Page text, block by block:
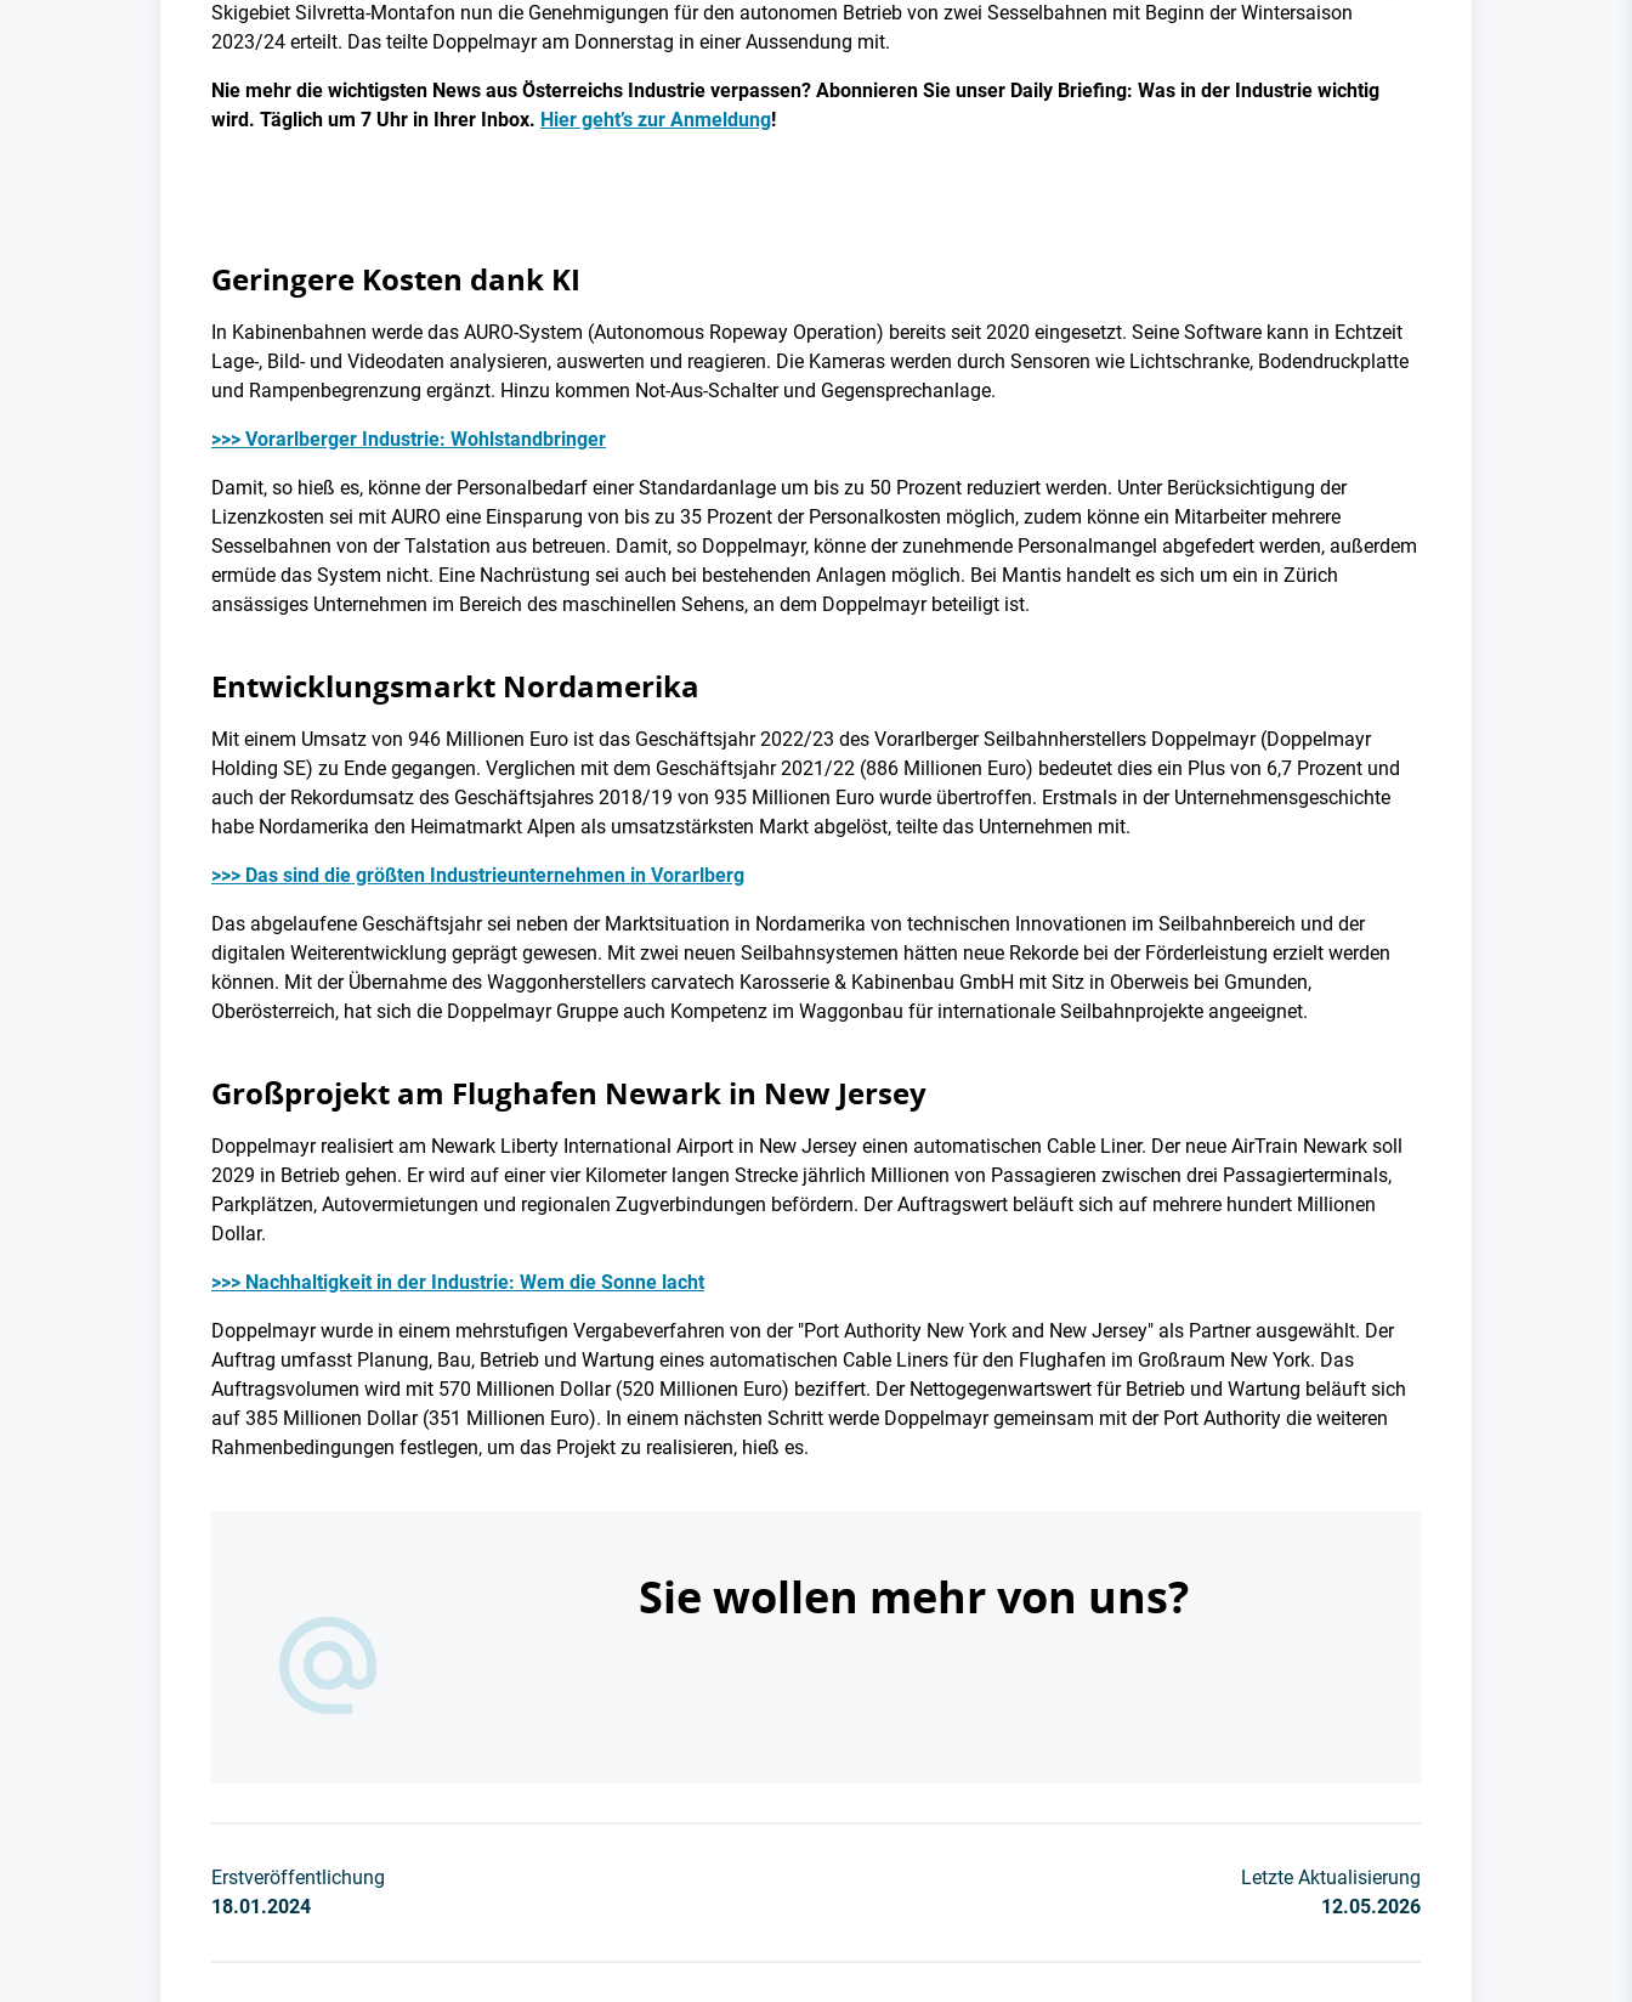
Skigebiet Silvretta-Montafon nun die Genehmigungen für den autonomen Betrieb von zwei Sesselbahnen mit Beginn der Wintersaison
2023/24 erteilt. Das teilte Doppelmayr am Donnerstag in einer Aussendung mit.
Nie mehr die wichtigsten News aus Österreichs Industrie verpassen? Abonnieren Sie unser Daily Briefing: Was in der Industrie wichtig
wird. Täglich um 7 Uhr in Ihrer Inbox. Hier geht’s zur Anmeldung!
Geringere Kosten dank KI
In Kabinenbahnen werde das AURO-System (Autonomous Ropeway Operation) bereits seit 2020 eingesetzt. Seine Software kann in Echtzeit
Lage-, Bild- und Videodaten analysieren, auswerten und reagieren. Die Kameras werden durch Sensoren wie Lichtschranke, Bodendruckplatte
und Rampenbegrenzung ergänzt. Hinzu kommen Not-Aus-Schalter und Gegensprechanlage.
>>> Vorarlberger Industrie: Wohlstandbringer
Damit, so hieß es, könne der Personalbedarf einer Standardanlage um bis zu 50 Prozent reduziert werden. Unter Berücksichtigung der
Lizenzkosten sei mit AURO eine Einsparung von bis zu 35 Prozent der Personalkosten möglich, zudem könne ein Mitarbeiter mehrere
Sesselbahnen von der Talstation aus betreuen. Damit, so Doppelmayr, könne der zunehmende Personalmangel abgefedert werden, außerdem
ermüde das System nicht. Eine Nachrüstung sei auch bei bestehenden Anlagen möglich. Bei Mantis handelt es sich um ein in Zürich
ansässiges Unternehmen im Bereich des maschinellen Sehens, an dem Doppelmayr beteiligt ist.
Entwicklungsmarkt Nordamerika
Mit einem Umsatz von 946 Millionen Euro ist das Geschäftsjahr 2022/23 des Vorarlberger Seilbahnherstellers Doppelmayr (Doppelmayr
Holding SE) zu Ende gegangen. Verglichen mit dem Geschäftsjahr 2021/22 (886 Millionen Euro) bedeutet dies ein Plus von 6,7 Prozent und
auch der Rekordumsatz des Geschäftsjahres 2018/19 von 935 Millionen Euro wurde übertroffen. Erstmals in der Unternehmensgeschichte
habe Nordamerika den Heimatmarkt Alpen als umsatzstärksten Markt abgelöst, teilte das Unternehmen mit.
>>> Das sind die größten Industrieunternehmen in Vorarlberg
Das abgelaufene Geschäftsjahr sei neben der Marktsituation in Nordamerika von technischen Innovationen im Seilbahnbereich und der
digitalen Weiterentwicklung geprägt gewesen. Mit zwei neuen Seilbahnsystemen hätten neue Rekorde bei der Förderleistung erzielt werden
können. Mit der Übernahme des Waggonherstellers carvatech Karosserie & Kabinenbau GmbH mit Sitz in Oberweis bei Gmunden,
Oberösterreich, hat sich die Doppelmayr Gruppe auch Kompetenz im Waggonbau für internationale Seilbahnprojekte angeeignet.
Großprojekt am Flughafen Newark in New Jersey
Doppelmayr realisiert am Newark Liberty International Airport in New Jersey einen automatischen Cable Liner. Der neue AirTrain Newark soll
2029 in Betrieb gehen. Er wird auf einer vier Kilometer langen Strecke jährlich Millionen von Passagieren zwischen drei Passagierterminals,
Parkplätzen, Autovermietungen und regionalen Zugverbindungen befördern. Der Auftragswert beläuft sich auf mehrere hundert Millionen
Dollar.
>>> Nachhaltigkeit in der Industrie: Wem die Sonne lacht
Doppelmayr wurde in einem mehrstufigen Vergabeverfahren von der "Port Authority New York and New Jersey" als Partner ausgewählt. Der
Auftrag umfasst Planung, Bau, Betrieb und Wartung eines automatischen Cable Liners für den Flughafen im Großraum New York. Das
Auftragsvolumen wird mit 570 Millionen Dollar (520 Millionen Euro) beziffert. Der Nettogegenwartswert für Betrieb und Wartung beläuft sich
auf 385 Millionen Dollar (351 Millionen Euro). In einem nächsten Schritt werde Doppelmayr gemeinsam mit der Port Authority die weiteren
Rahmenbedingungen festlegen, um das Projekt zu realisieren, hieß es.
Sie wollen mehr von uns?
Erstveröffentlichung
18.01.2024
Letzte Aktualisierung
12.05.2026